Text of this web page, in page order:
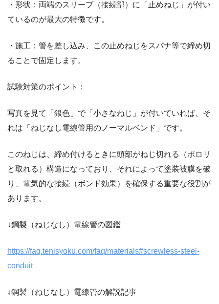
・形状：両端のスリーブ（接続部）に「止めねじ」が付い
ているのが最大の特徴です。
・施工：管を差し込み、この止めねじをスパナ等で締め切
ることで固定します。
試験対策のポイント：
写真を見て「銀色」で「小さなねじ」が付いていれば、そ
れは「ねじなし電線管用のノーマルベンド」です。
このねじは、締め付けるときに頭部がねじ切れる（ポロリ
と取れる）構造になっており、それによって塗装被膜を破
り、電気的な接続（ボンド効果）を確保する重要な役割が
あります。
↓鋼製（ねじなし）電線管の図鑑
https://faq.tenisyoku.com/faq/materials#screwless-steel-
conduit
↓鋼製（ねじなし）電線管の解説記事